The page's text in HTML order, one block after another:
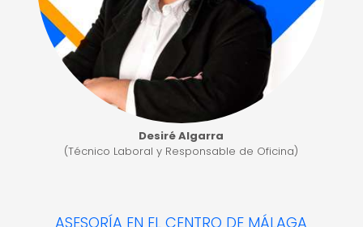
Desiré Algarra
(Técnico Laboral y Responsable de Oficina)
ASESORÍA EN EL CENTRO DE MÁLAGA